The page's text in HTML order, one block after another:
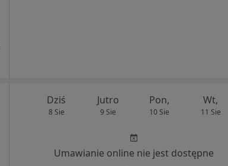
Dziś
8 Sie
Jutro
9 Sie
Pon,
10 Sie
Wt,
11 Sie
Umawianie online nie jest dostępne